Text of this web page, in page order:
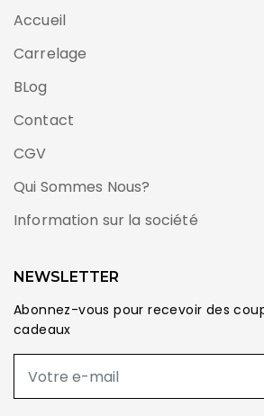
Accueil
Carrelage
BLog
Contact
CGV
Qui Sommes Nous?
Information sur la société
NEWSLETTER
Abonnez-vous pour recevoir des
cadeaux